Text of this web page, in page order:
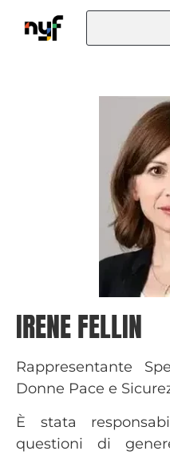
IRENE FELLIN
Rappresentante
Donne Pace e
È stata
questioni di